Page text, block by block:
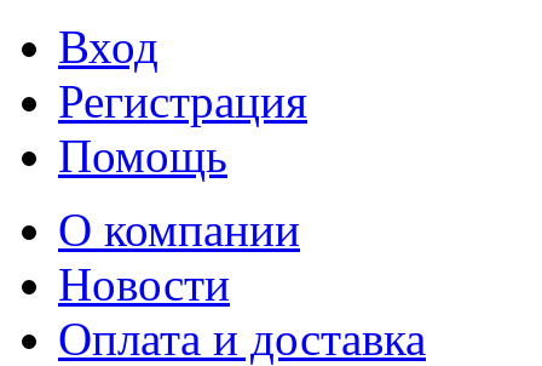
Вход
Регистрация
Помощь
О компании
Новости
Оплата и доставка